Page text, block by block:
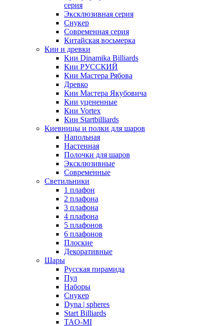
серия
Эксклюзивная серия
Снукер
Современная серия
Китайская восьмерка
Кии и древки
Кии Dinamika Billiards
Кии РУССКИЙ
Кии Мастера Рябова
Древко
Кии Мастера Якубовича
Кии уцененные
Кии Vortex
Кии Startbilliards
Киевницы и полки для шаров
Напольная
Настенная
Полочки для шаров
Эксклюзивные
Современные
Светильники
1 плафон
2 плафона
3 плафона
4 плафона
5 плафонов
6 плафонов
Плоские
Декоративные
Шары
Русская пирамида
Пул
Наборы
Снукер
Dyna | spheres
Start Billiards
TAO-MI